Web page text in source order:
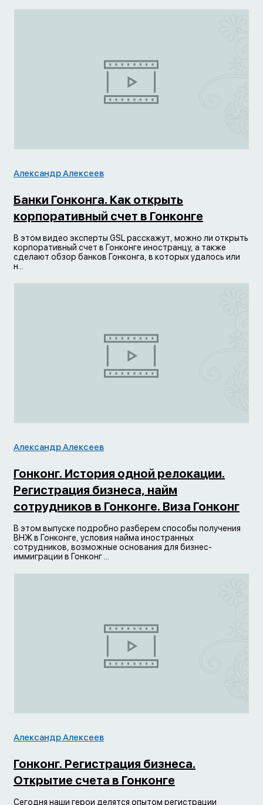
Александр Алексеев
Банки Гонконга. Как открыть
корпоративный счет в Гонконге
В этом видео эксперты GSL расскажут, можно ли открыть
корпоративный счет в Гонконге иностранцу, а также
сделают обзор банков Гонконга, в которых удалось или
н...
Александр Алексеев
Гонконг. История одной релокации.
Регистрация бизнеса, найм
сотрудников в Гонконге. Виза Гонконг
В этом выпуске подробно разберем способы получения
ВНЖ в Гонконге, условия найма иностранных
сотрудников, возможные основания для бизнес-
иммиграции в Гонконг ...
Александр Алексеев
Гонконг. Регистрация бизнеса.
Открытие счета в Гонконге
Сегодня наши герои делятся опытом регистрации